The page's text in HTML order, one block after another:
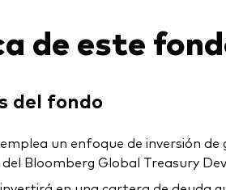
de este
del fondo
un enfoque de inversión
del Bloomberg Global Treasury